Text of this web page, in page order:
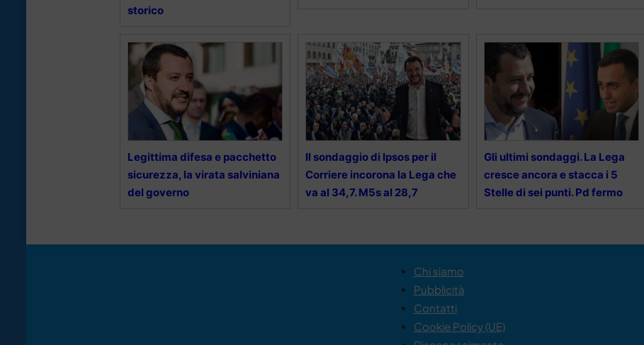
storico
Legittima difesa e pacchetto
sicurezza, la virata salviniana
del governo
Il sondaggio di Ipsos per il
Corriere incorona la Lega che
va al 34,7. M5s al 28,7
Gli ultimi sondaggi. La Lega
cresce ancora e stacca i 5
Stelle di sei punti. Pd fermo
Chi siamo
Pubblicità
Contatti
Cookie Policy (UE)